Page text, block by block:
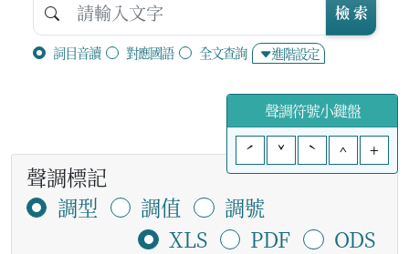
詞目音讀 對應國語 全文查詢 進階設定
檢 索
聲調符號小鍵盤
ˊ
ˇ ˋ ^ +
聲調標記
調型
調值
調號
XLS
PDF
ODS